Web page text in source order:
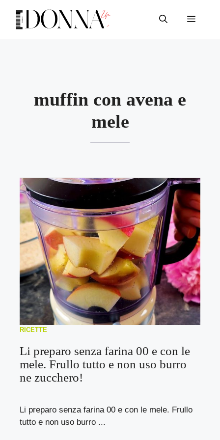
contenuto
Menu
muffin con avena e
mele
RICETTE
Li preparo senza farina 00 e con le
mele. Frullo tutto e non uso burro
ne zucchero!
Li preparo senza farina 00 e con le mele. Frullo
tutto e non uso burro ...